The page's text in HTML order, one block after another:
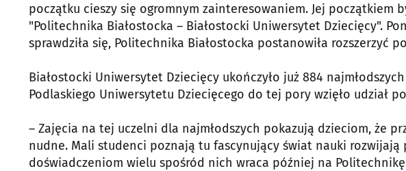
początku cieszy się ogromnym zainteresowaniem. Jej początkiem
"Politechnika Białostocka – Białostocki Uniwersytet Dziecięcy".
sprawdziła się, Politechnika Białostocka postanowiła rozszerzyć
Białostocki Uniwersytet Dziecięcy ukończyło już 884
Podlaskiego Uniwersytetu Dziecięcego do tej pory wzięło udział
– Zajęcia na tej uczelni dla najmłodszych pokazują dzieciom, że
nudne. Mali studenci poznają tu fascynujący świat nauki rozwijają
doświadczeniom wielu spośród nich wraca później na